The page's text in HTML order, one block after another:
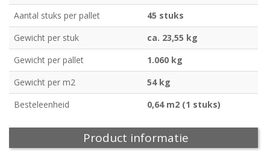
Aantal stuks per pallet
45 stuks
Gewicht per stuk
ca. 23,55 kg
Gewicht per pallet
1.060 kg
Gewicht per m2
54 kg
Besteleenheid
0,64 m2 (1 stuks)
Product informatie